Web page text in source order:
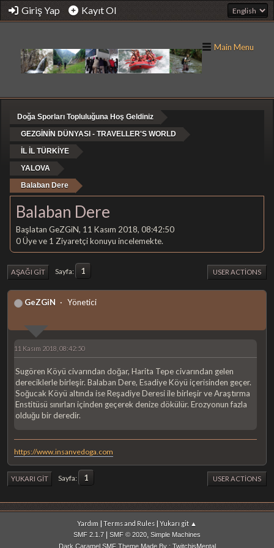
Giriş Yap Kayıt Ol
Main Menu
Doğa Sporları Topluluğuna Hoş Geldiniz
GEZGİNİN DÜNYASI - TRAVELLER'S WORLD
İL İL TÜRKİYE
YALOVA
Balaban Dere
Balaban Dere
Başlatan GeZGiN, 11 Kasım 2018, 08:42:50
0 Üye ve 1 Ziyaretçi konuyu incelemekte.
AŞAĞI GIT Sayfa 1 USER ACTIONS
GeZGiN Yönetici
11 Kasım 2018, 08:42:50
Sugören Köyü civarından doğar, Harita Tepe civarından gelen
dereciklerle birleşir. Balaban Dere, Esadiye Köyü içerisinden geçer.
Soğucak Köyü altında ise Reşadiye Deresi ile birleşir ve Araştırma
Enstitüsü sınırları içinden geçerek denize dökülür. Erozyonun fazla
olduğu bir deredir.
https://www.insanvedoga.com
YUKARI GIT Sayfa 1 USER ACTIONS
Yardım | Terms and Rules | Yukarı git ▲
SMF 2.1.7 SMF © 2020, Simple Machines
Dark Caramel SMF Theme Made By : TwitchisMental